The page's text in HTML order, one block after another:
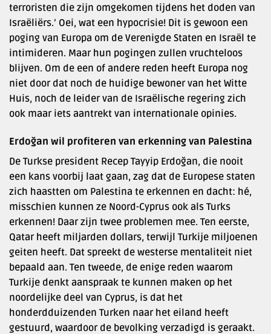
terroristen die zijn omgekomen tijdens het doden van
Israëliërs.’ Oei, wat een hypocrisie! Dit is gewoon een
poging van Europa om de Verenigde Staten en Israël te
intimideren. Maar hun pogingen zullen vruchteloos
blijven. Om de een of andere reden heeft Europa nog
niet door dat noch de huidige bewoner van het Witte
Huis, noch de leider van de Israëlische regering zich
ook maar iets aantrekt van internationale opinies.
Erdoğan wil profiteren van erkenning van Palestina
De Turkse president Recep Tayyip Erdoğan, die nooit
een kans voorbij laat gaan, zag dat de Europese staten
zich haastten om Palestina te erkennen en dacht: hé,
misschien kunnen ze Noord-Cyprus ook als Turks
erkennen! Daar zijn twee problemen mee. Ten eerste,
Qatar heeft miljarden dollars, terwijl Turkije miljoenen
geiten heeft. Dat spreekt de westerse mentaliteit niet
bepaald aan. Ten tweede, de enige reden waarom
Turkije denkt aanspraak te kunnen maken op het
noordelijke deel van Cyprus, is dat het
honderdduizenden Turken naar het eiland heeft
gestuurd, waardoor de bevolking verzadigd is geraakt.